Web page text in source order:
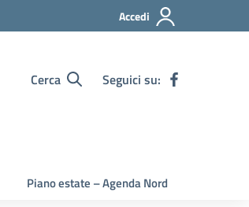
Accedi
Cerca Seguici su:
Piano estate – Agenda Nord